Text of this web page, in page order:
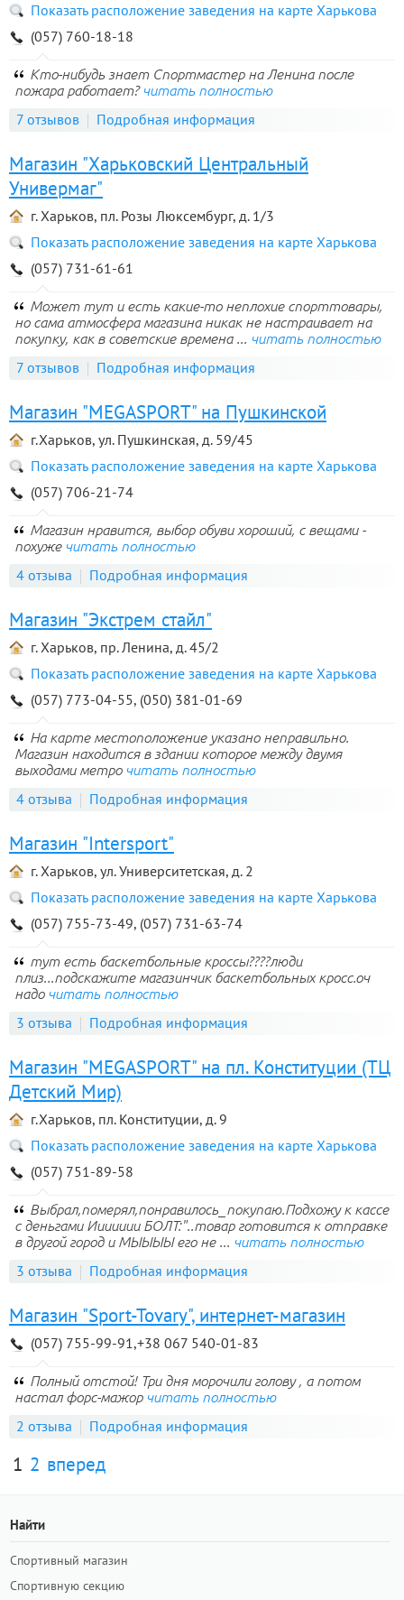
Показать расположение заведения на карте Харькова
(057) 760-18-18
Кто-нибудь знает Спортмастер на Ленина после
пожара работает? читать полностью
7 отзывов Подробная информация
Магазин "Харьковский Центральный
Универмаг"
г. Харьков, пл. Розы Люксембург, д. 1/3
Показать расположение заведения на карте Харькова
(057) 731-61-61
Может тут и есть какие-то неплохие спорттовары,
но сама атмосфера магазина никак не настраивает на
покупку, как в советские времена ... читать полностью
7 отзывов Подробная информация
Магазин "MEGASPORT" на Пушкинской
г.Харьков, ул. Пушкинская, д. 59/45
Показать расположение заведения на карте Харькова
(057) 706-21-74
Магазин нравится, выбор обуви хороший, с вещами -
похуже читать полностью
4 отзыва Подробная информация
Магазин "Экстрем стайл"
г. Харьков, пр. Ленина, д. 45/2
Показать расположение заведения на карте Харькова
(057) 773-04-55, (050) 381-01-69
На карте местоположение указано неправильно.
Магазин находится в здании которое между двумя
выходами метро читать полностью
4 отзыва Подробная информация
Магазин "Intersport"
г. Харьков, ул. Университетская, д. 2
Показать расположение заведения на карте Харькова
(057) 755-73-49, (057) 731-63-74
тут есть баскетбольные кроссы????люди
плиз...подскажите магазинчик баскетбольных кросс.оч
надо читать полностью
3 отзыва Подробная информация
Магазин "MEGASPORT" на пл. Конституции (ТЦ
Детский Мир)
г.Харьков, пл. Конституции, д. 9
Показать расположение заведения на карте Харькова
(057) 751-89-58
Выбрал,померял,понравилось_покупаю.Подхожу к кассе
с деньгами Иииииии БОЛТ:"..товар готовится к отправке
в другой город и МЫЫЫЫ его не ... читать полностью
3 отзыва Подробная информация
Магазин "Sport-Tovary", интернет-магазин
(057) 755-99-91,+38 067 540-01-83
Полный отстой! Три дня морочили голову , а потом
настал форс-мажор читать полностью
2 отзыва Подробная информация
1 2 вперед
Найти
Спортивный магазин
Спортивную секцию